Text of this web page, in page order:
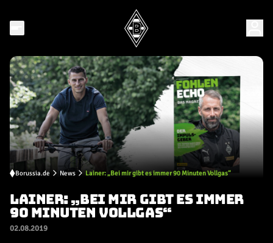
Borussia.de News Lainer: „Bei mir gibt es immer 90 Minuten Vollgas“
LAINER: „BEI MIR GIBT ES IMMER
90 MINUTEN VOLLGAS“
02.08.2019